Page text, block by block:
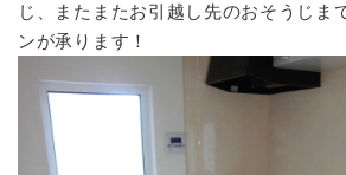
じ、またまたお引越し先のおそうじま
ンが承ります！